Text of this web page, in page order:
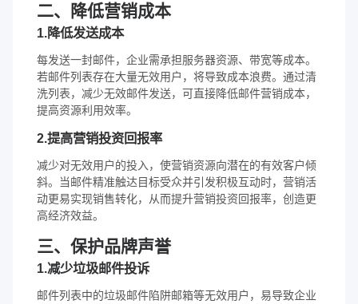
二、降低营销成本
1.降低发送成本
每发送一封邮件，企业需承担服务器资源、带宽等成本。
若邮件列表存在大量无效用户，将导致成本浪费。通过清
洗列表，减少无效邮件发送，可直接降低邮件营销成本，
提高资源利用效率。
2.提高营销投资回报率
减少对无效用户的投入，使营销资源向潜在的有效客户倾
斜。当邮件精准触达目标受众并引发积极互动时，营销活
动更易实现销售转化，从而提升营销投资回报率，创造更
高经济效益。
三、保护品牌声誉
1.减少垃圾邮件投诉
邮件列表中的垃圾邮件陷阱邮箱等无效用户，易导致企业